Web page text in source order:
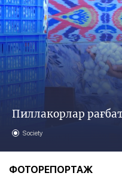
Пиллакорлар
Society
ФОТОРЕПОРТАЖ